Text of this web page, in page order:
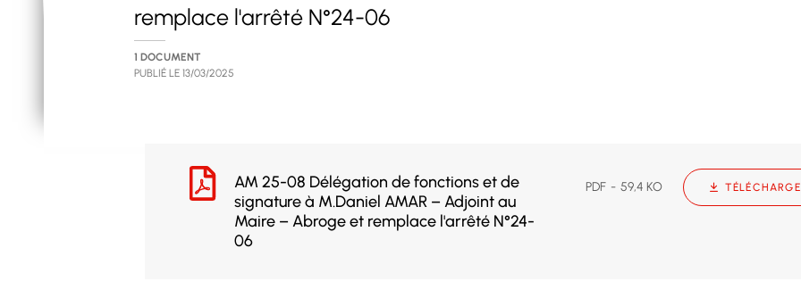
remplace l'arrêté N°24-06
1 DOCUMENT
PUBLIÉ LE 13/03/2025
AM 25-08 Délégation de fonctions et de
signature à M.Daniel AMAR – Adjoint au
Maire – Abroge et remplace l'arrêté N°24-
06
PDF 59,4 KO